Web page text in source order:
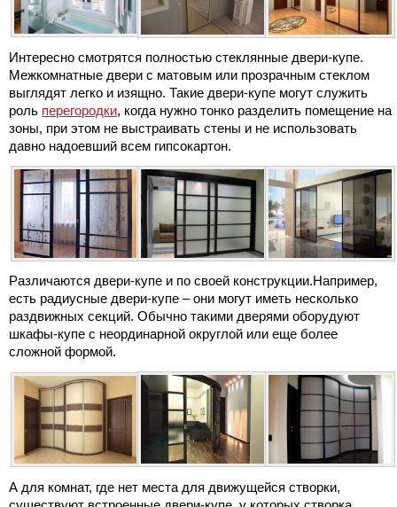
Интересно смотрятся полностью стеклянные двери-купе.
Межкомнатные двери с матовым или прозрачным стеклом
выглядят легко и изящно. Такие двери-купе могут служить
роль перегородки, когда нужно тонко разделить помещение на
зоны, при этом не выстраивать стены и не использовать
давно надоевший всем гипсокартон.
Различаются двери-купе и по своей конструкции.Например,
есть радиусные двери-купе – они могут иметь несколько
раздвижных секций. Обычно такими дверями оборудуют
шкафы-купе с неординарной округлой или еще более
сложной формой.
А для комнат, где нет места для движущейся створки,